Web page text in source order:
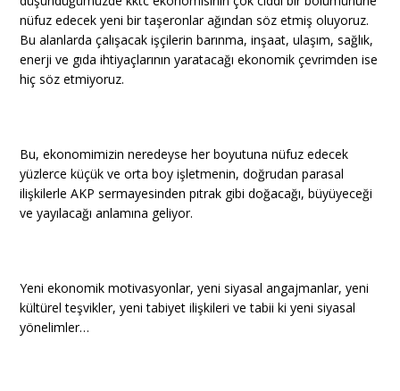
nüfuz edecek yeni bir taşeronlar ağından söz etmiş oluyoruz.
Bu alanlarda çalışacak işçilerin barınma, inşaat, ulaşım, sağlık,
enerji ve gıda ihtiyaçlarının yaratacağı ekonomik çevrimden ise
hiç söz etmiyoruz.
Bu, ekonomimizin neredeyse her boyutuna nüfuz edecek
yüzlerce küçük ve orta boy işletmenin, doğrudan parasal
ilişkilerle AKP sermayesinden pıtrak gibi doğacağı, büyüyeceği
ve yayılacağı anlamına geliyor.
Yeni ekonomik motivasyonlar, yeni siyasal angajmanlar, yeni
kültürel teşvikler, yeni tabiyet ilişkileri ve tabii ki yeni siyasal
yönelimler…